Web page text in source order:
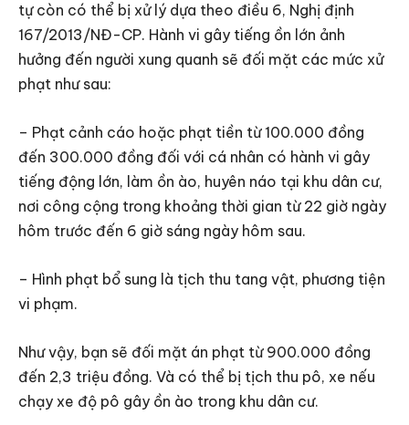
tự còn có thể bị xử lý dựa theo điều 6, Nghị định
167/2013/NĐ-CP. Hành vi gây tiếng ồn lớn ảnh
hưởng đến người xung quanh sẽ đối mặt các mức xử
phạt như sau:
– Phạt cảnh cáo hoặc phạt tiền từ 100.000 đồng
đến 300.000 đồng đối với cá nhân có hành vi gây
tiếng động lớn, làm ồn ào, huyên náo tại khu dân cư,
nơi công cộng trong khoảng thời gian từ 22 giờ ngày
hôm trước đến 6 giờ sáng ngày hôm sau.
– Hình phạt bổ sung là tịch thu tang vật, phương tiện
vi phạm.
Như vậy, bạn sẽ đối mặt án phạt từ 900.000 đồng
đến 2,3 triệu đồng. Và có thể bị tịch thu pô, xe nếu
chạy xe độ pô gây ồn ào trong khu dân cư.